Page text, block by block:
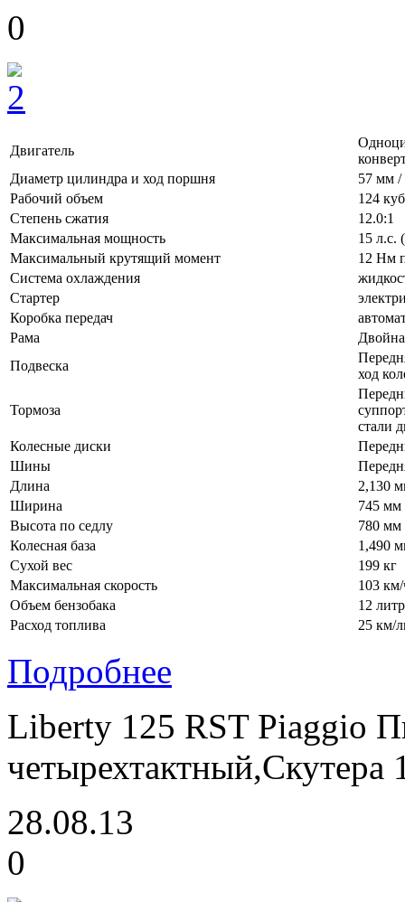
0
Двигатель
Диаметр цилиндра и ход поршня
57 мм /
Рабочий объем
124
Степень сжатия
12.0:1
Максимальная мощность
15 л.с.
Максимальный крутящий момент
12 Нм
Система охлаждения
Стартер
Коробка передач
Рама
Подвеска
ход
Тормоза
стали
Колесные диски
Шины
Длина
2,130
Ширина
745 мм
Высота по седлу
780 мм
Колесная база
1,490
Сухой вес
199 кг
Максимальная скорость
103
Объем бензобака
12
Расход топлива
25 км/
Подробнее
Liberty 125 RST Piaggio
четырехтактный,Скутера
28.08.13
0